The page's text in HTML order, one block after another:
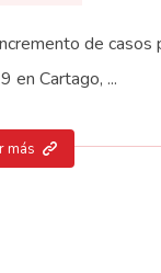
de casos
en Cartago, ...
más